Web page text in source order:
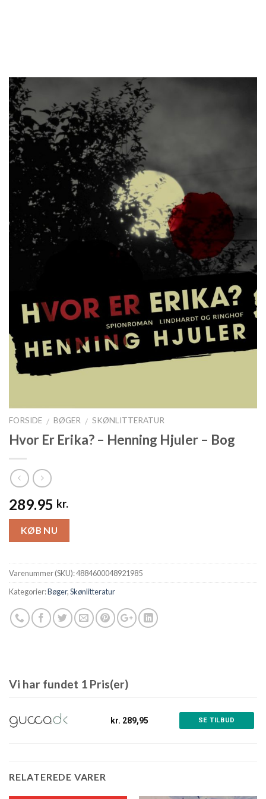
FORSIDE / BØGER / SKØNLITTERATUR
Hvor Er Erika? – Henning Hjuler – Bog
289.95 kr.
KØB NU
Varenummer (SKU):4884600048921985
Kategorier:Bøger,Skønlitteratur
Vi har fundet 1 Pris(er)
kr. 289,95 SE TILBUD
RELATEREDE VARER